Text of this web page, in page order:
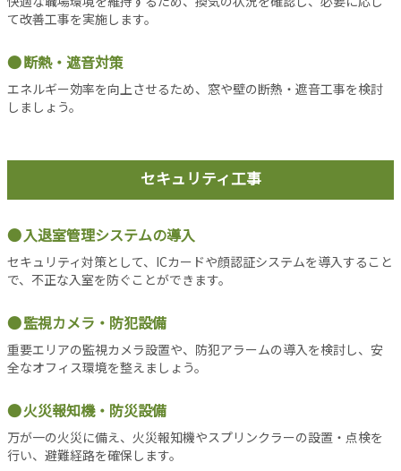
当
イ
に
つ
て
営
社
利
用
約
プ
ラ
バ
シ
ー
ポ
て改善工事を実施します。
断熱・遮音対策
エネルギー効率を向上させるため、窓や壁の断熱・遮音工事を検討
しましょう。
セキュリティ工事
入退室管理システムの導入
セキュリティ対策として、ICカードや顔認証システムを導入すること
で、不正な入室を防ぐことができます。
監視カメラ・防犯設備
重要エリアの監視カメラ設置や、防犯アラームの導入を検討し、安
全なオフィス環境を整えましょう。
火災報知機・防災設備
万が一の火災に備え、火災報知機やスプリンクラーの設置・点検を
行い、避難経路を確保します。